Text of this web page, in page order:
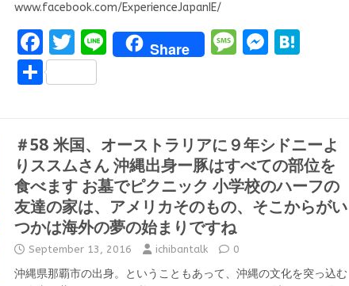
www.facebook.com/ExperienceJapanIE/
F
a
ce
o
o
k
T
w
it
r
Li
n
Share
M
g
e
M
g
er
a
S
e
＃58 米国、オーストラリアに９年シドニーよ
りススムさん 沖縄出身ー豚はすべての部位を
食べます お墓でピクニック 小学校のハーフの
友達の家は、アメリカそのもの、そこからがい
つかは海外の夢の始まりですね
September 13, 2016 ichibantalk 0
沖縄県那覇市の出身。ということもあって、沖縄の文化を突っ込む